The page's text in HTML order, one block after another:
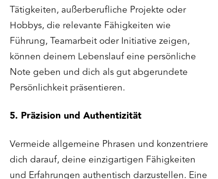
Tätigkeiten, außerberufliche Projekte oder
Hobbys, die relevante Fähigkeiten wie
Führung, Teamarbeit oder Initiative zeigen,
können deinem Lebenslauf eine persönliche
Note geben und dich als gut abgerundete
Persönlichkeit präsentieren.
5. Präzision und Authentizität
Vermeide allgemeine Phrasen und konzentriere
dich darauf, deine einzigartigen Fähigkeiten
und Erfahrungen authentisch darzustellen. Eine